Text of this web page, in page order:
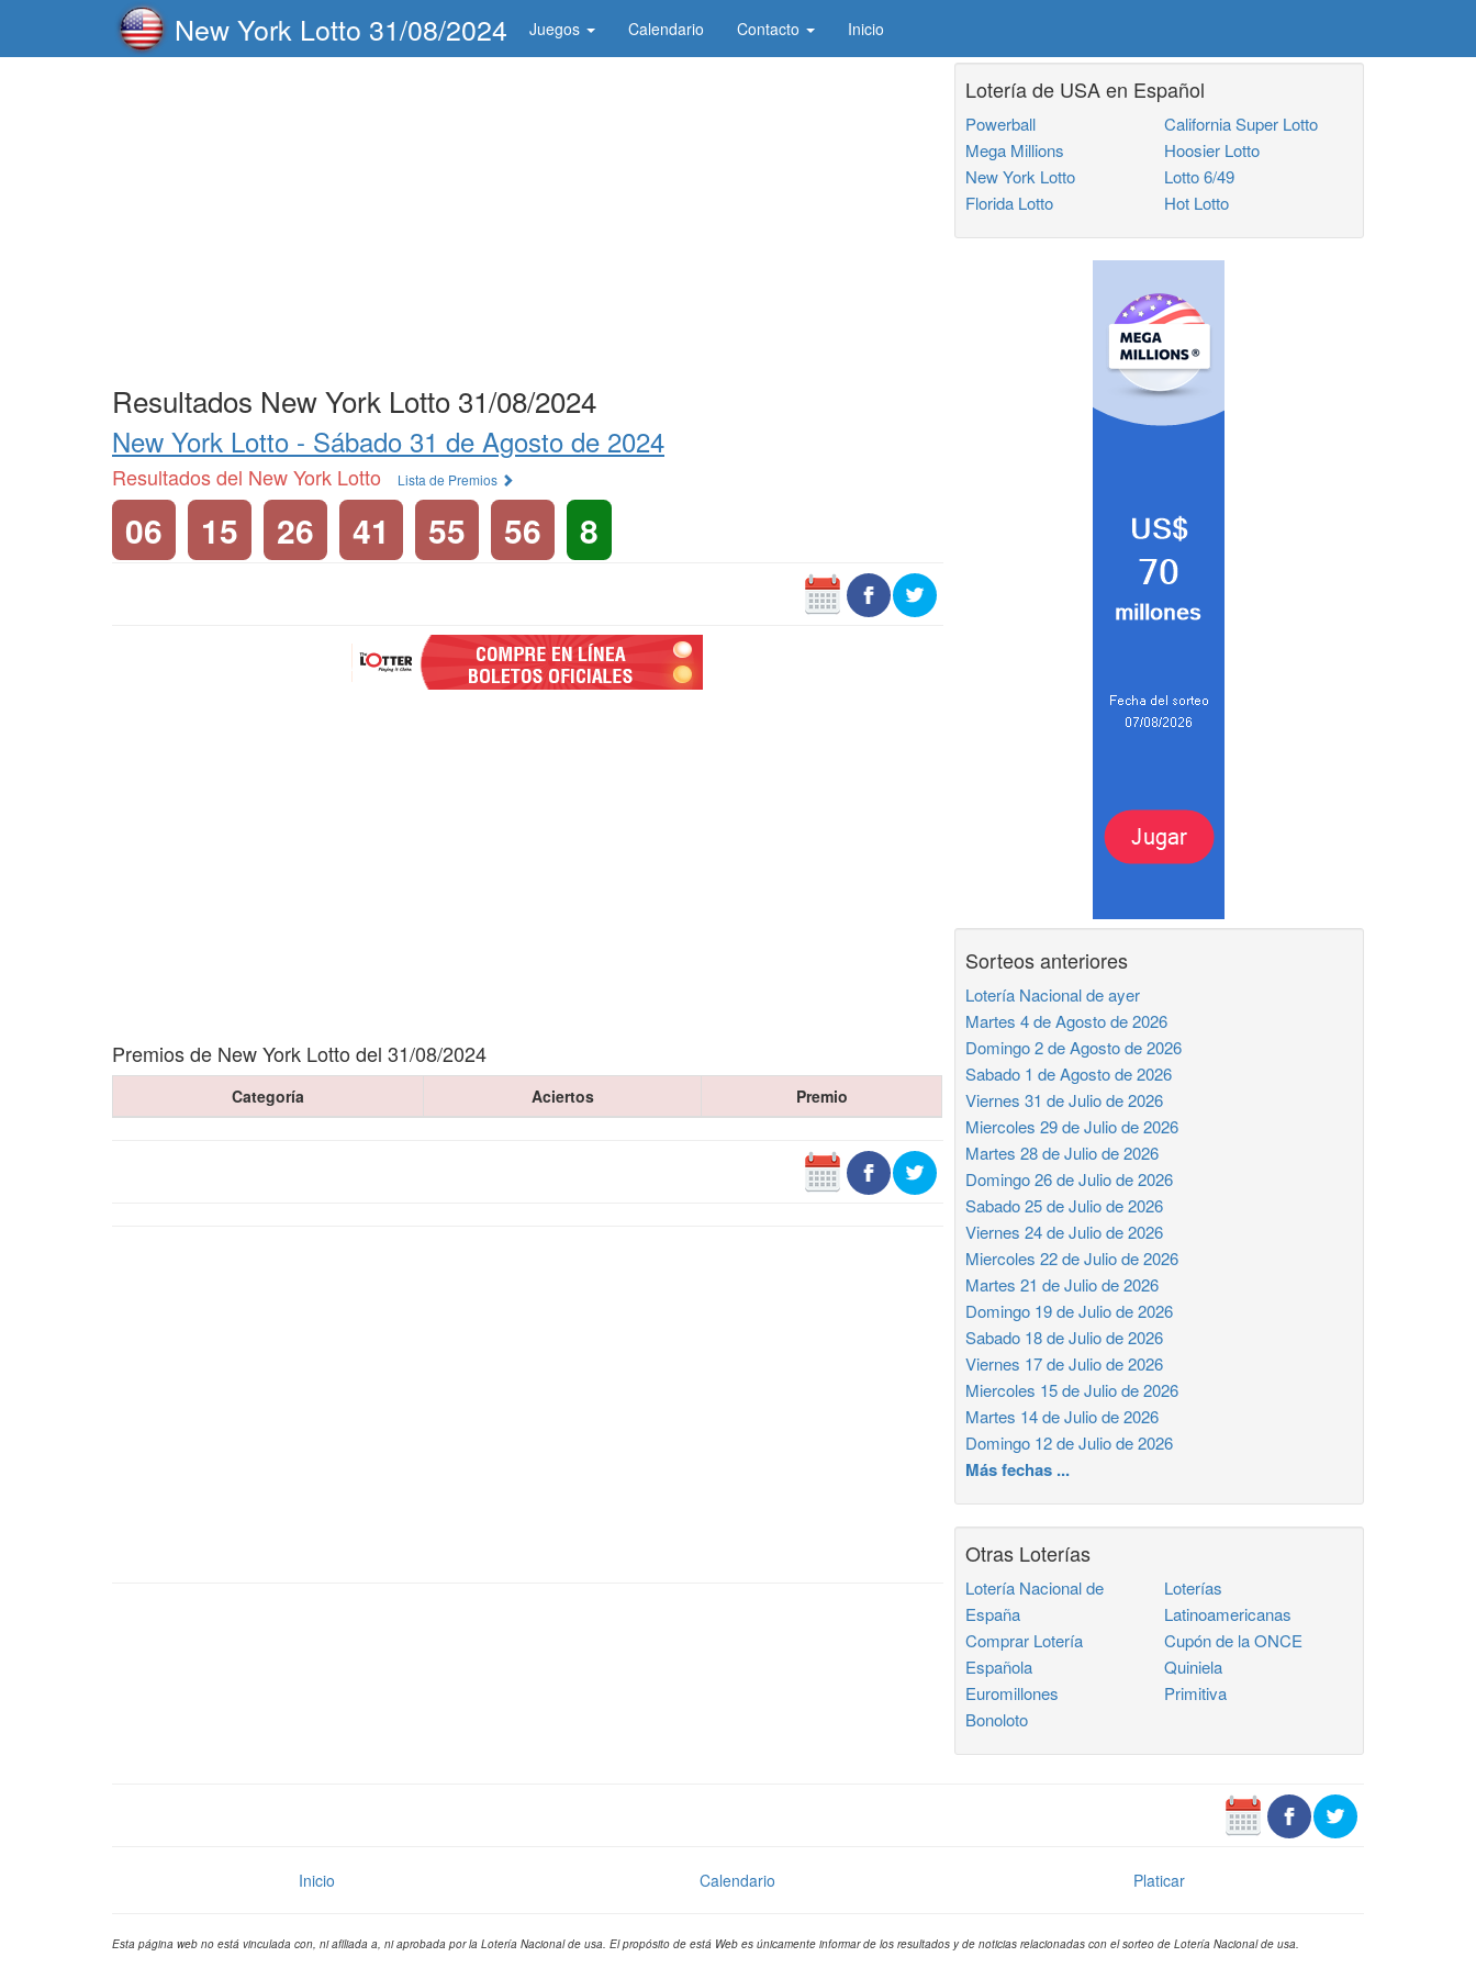
New York Lotto 31/08/2024 Juegos Calendario Contacto Inicio
Resultados New York Lotto 31/08/2024
New York Lotto - Sábado 31 de Agosto de 2024
Resultados del New York Lotto Lista de Premios
06 15 26 41 55 56 8
Premios de New York Lotto del 31/08/2024
Categoría Aciertos Premio
Lotería de USA en Español
Powerball
Mega Millions
New York Lotto
Florida Lotto
California Super Lotto
Hoosier Lotto
Lotto 6/49
Hot Lotto
Sorteos anteriores
Lotería Nacional de ayer
Martes 4 de Agosto de 2026
Domingo 2 de Agosto de 2026
Sabado 1 de Agosto de 2026
Viernes 31 de Julio de 2026
Miercoles 29 de Julio de 2026
Martes 28 de Julio de 2026
Domingo 26 de Julio de 2026
Sabado 25 de Julio de 2026
Viernes 24 de Julio de 2026
Miercoles 22 de Julio de 2026
Martes 21 de Julio de 2026
Domingo 19 de Julio de 2026
Sabado 18 de Julio de 2026
Viernes 17 de Julio de 2026
Miercoles 15 de Julio de 2026
Martes 14 de Julio de 2026
Domingo 12 de Julio de 2026
Más fechas ...
Otras Loterías
Lotería Nacional de
España
Comprar Lotería
Española
Euromillones
Bonoloto
Loterías
Latinoamericanas
Cupón de la ONCE
Quiniela
Primitiva
Inicio Calendario Platicar
Esta página web no está vinculada con, ni afiliada a, ni aprobada por la Lotería Nacional de usa. El propósito de está Web es únicamente informar de los resultados y de noticias relacionadas con el sorteo de Lotería Nacional de usa.